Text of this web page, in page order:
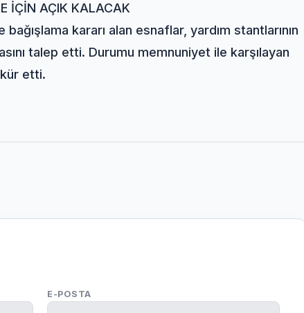
İÇİN AÇIK KALACAK
kararı alan esnaflar, yardım stantlarının
talep etti. Durumu memnuniyet ile karşılayan
etti.
E-POSTA